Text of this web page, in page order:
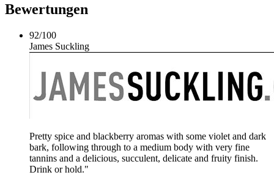
Bewertungen
92/100
James Suckling
Pretty spice and blackberry aromas with some violet and dark
bark, following through to a medium body with very fine
tannins and a delicious, succulent, delicate and fruity finish.
Drink or hold."